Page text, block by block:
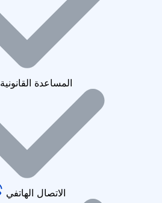
المساعدة القانونية
الاتصال الهاتفي